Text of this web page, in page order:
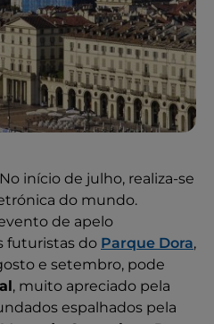
início de julho, realiza-se
do mundo.
de apelo
futuristas do Parque Dora,
e setembro, pode
, muito apreciado pela
espalhados pela